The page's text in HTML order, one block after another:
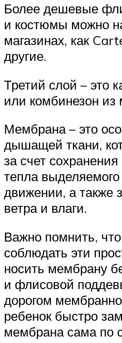
Более дешевые
и костюмы можно
магазинах, как
другие.
Третий слой – это
или комбинезон
Мембрана – это
дышащей ткани,
за счет сохранения
тепла
движении, а также
ветра и влаги.
Важно помнить,
соблюдать эти
носить мембрану
и флисовой
дорогом
ребенок быстро
мембрана сама по